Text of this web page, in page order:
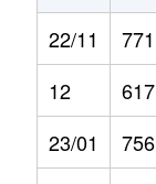
22/11
771
12
617
23/01
756